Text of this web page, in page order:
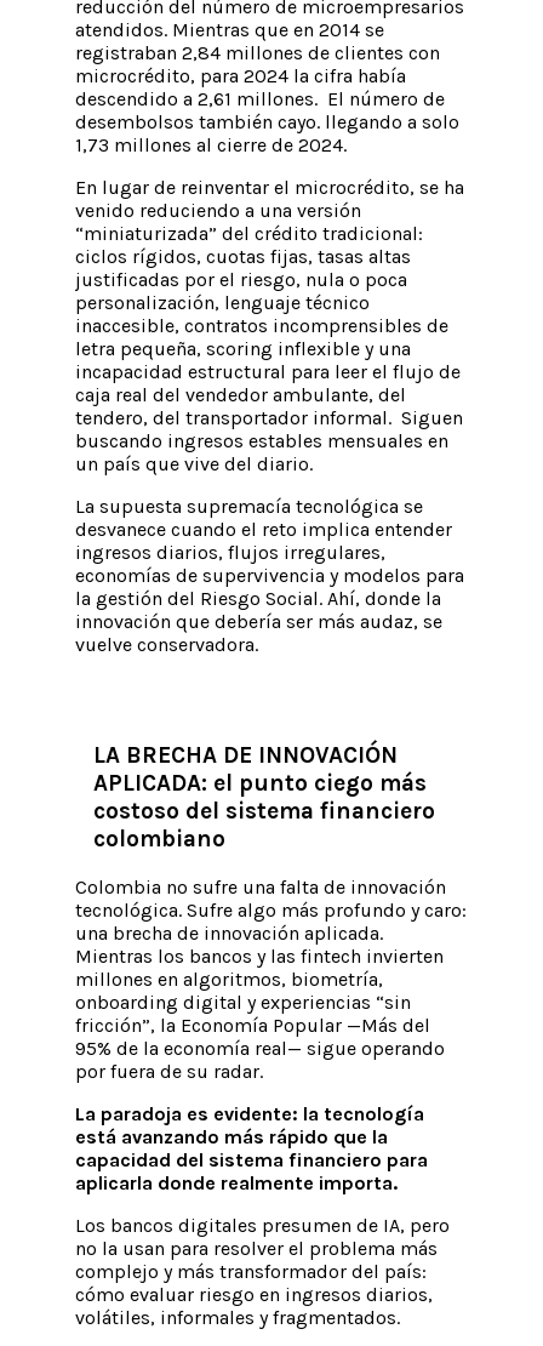
reducción del número de microempresarios
atendidos. Mientras que en 2014 se
registraban 2,84 millones de clientes con
microcrédito, para 2024 la cifra había
descendido a 2,61 millones. El número de
desembolsos también cayo. llegando a solo
1,73 millones al cierre de 2024.
En lugar de reinventar el microcrédito, se ha
venido reduciendo a una versión
“miniaturizada” del crédito tradicional:
ciclos rígidos, cuotas fijas, tasas altas
justificadas por el riesgo, nula o poca
personalización, lenguaje técnico
inaccesible, contratos incomprensibles de
letra pequeña, scoring inflexible y una
incapacidad estructural para leer el flujo de
caja real del vendedor ambulante, del
tendero, del transportador informal. Siguen
buscando ingresos estables mensuales en
un país que vive del diario.
La supuesta supremacía tecnológica se
desvanece cuando el reto implica entender
ingresos diarios, flujos irregulares,
economías de supervivencia y modelos para
la gestión del Riesgo Social. Ahí, donde la
innovación que debería ser más audaz, se
vuelve conservadora.
LA BRECHA DE INNOVACIÓN
APLICADA: el punto ciego más
costoso del sistema financiero
colombiano
Colombia no sufre una falta de innovación
tecnológica. Sufre algo más profundo y caro:
una brecha de innovación aplicada.
Mientras los bancos y las fintech invierten
millones en algoritmos, biometría,
onboarding digital y experiencias “sin
fricción”, la Economía Popular —Más del
95% de la economía real— sigue operando
por fuera de su radar.
La paradoja es evidente: la tecnología
está avanzando más rápido que la
capacidad del sistema financiero para
aplicarla donde realmente importa.
Los bancos digitales presumen de IA, pero
no la usan para resolver el problema más
complejo y más transformador del país:
cómo evaluar riesgo en ingresos diarios,
volátiles, informales y fragmentados.